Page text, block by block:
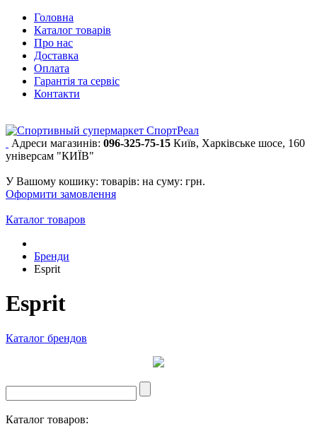
Головна
Каталог товарів
Про нас
Доставка
Оплата
Гарантія та сервіс
Контакти
Адреси магазинів: 096-325-75-15 Київ, Харківське шосе, 160
універсам "КИЇВ"
У Вашому кошику: товарів: на суму: грн.
Оформити замовлення
Каталог товаров
Бренди
Esprit
Esprit
Каталог брендов
Каталог товаров: